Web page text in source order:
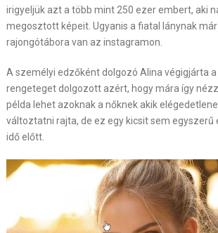
irigyeljük azt a több mint 250 ezer embert, aki
megosztott képeit. Ugyanis a fiatal lánynak
rajongótábora van az instagramon.
A személyi edzőként dolgozó Alina végigjárta
rengeteget dolgozott azért, hogy mára így
példa lehet azoknak a nőknek akik
változtatni rajta, de ez egy kicsit sem egyszerű
idő előtt.